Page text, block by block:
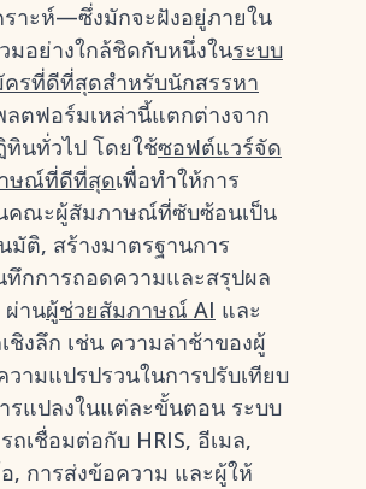
ราะห์—ซึ่งมักจะฝังอยู่ภายใน
มอย่างใกล้ชิดกับหนึ่งในระบบ
รที่ดีที่สุดสำหรับนักสรรหา
ลตฟอร์มเหล่านี้แตกต่างจาก
ทินทั่วไป โดยใช้ซอฟต์แวร์จัด
ษณ์ที่ดีที่สุดเพื่อทำให้การ
คณะผู้สัมภาษณ์ที่ซับซ้อนเป็น
มัติ, สร้างมาตรฐานการ
ทึกการถอดความและสรุปผล
ผ่านผู้ช่วยสัมภาษณ์ AI และ
ชิงลึก เช่น ความล่าช้าของผู้
ามแปรปรวนในการปรับเทียบ
รแปลงในแต่ละขั้นตอน ระบบ
ถเชื่อมต่อกับ HRIS, อีเมล,
, การส่งข้อความ และผู้ให้